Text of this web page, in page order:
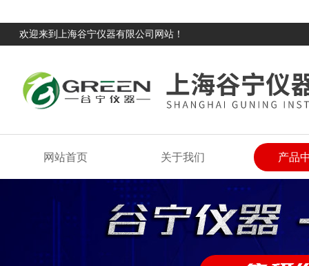
欢迎来到上海谷宁仪器有限公司网站！
网站首页 关于我们 产品